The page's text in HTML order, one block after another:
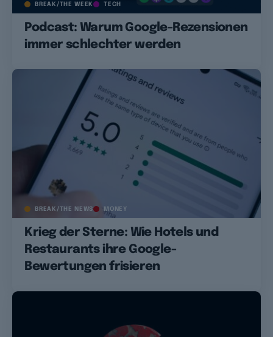
BREAK/THE WEEK TECH
Podcast: Warum Google-Rezensionen
immer schlechter werden
BREAK/THE NEWS MONEY
Krieg der Sterne: Wie Hotels und
Restaurants ihre Google-
Bewertungen frisieren